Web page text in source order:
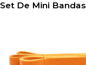
Set De Mini Bandas